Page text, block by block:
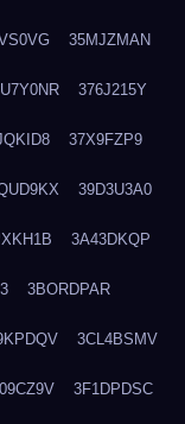
35MJZMAN
376J215Y
37X9FZP9
39D3U3A0
3A43DKQP
3BORDPAR
3CL4BSMV
3F1DPDSC